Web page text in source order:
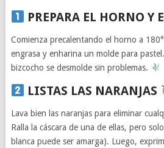
PREPARA EL HORNO Y
Comienza precalentando el horno a
engrasa y enharina un molde para
bizcocho se desmolde sin problemas.
LISTAS LAS NARANJAS
Lava bien las naranjas para eliminar
Ralla la cáscara de una de ellas, pero
blanca puede ser amarga). Luego,